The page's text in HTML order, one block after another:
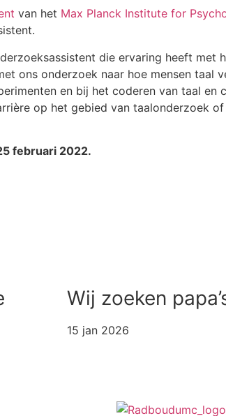
van het Max Planck Institute for
die ervaring heeft met
ons onderzoek naar hoe mensen taal
en bij het coderen van taal
op het gebied van taalonderzoek
februari 2022.
Wij zoeken
15 jan 2026